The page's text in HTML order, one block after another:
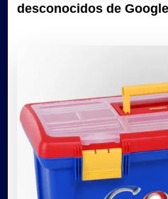
desconocidos de